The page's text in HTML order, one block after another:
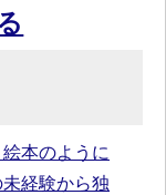
本のように
経験から独